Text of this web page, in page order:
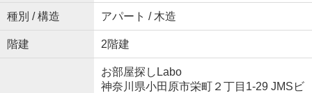
種別 / 構造 アパート / 木造
階建 2階建
お部屋探しLabo
神奈川県小田原市栄町２丁目1-29 JMSビ